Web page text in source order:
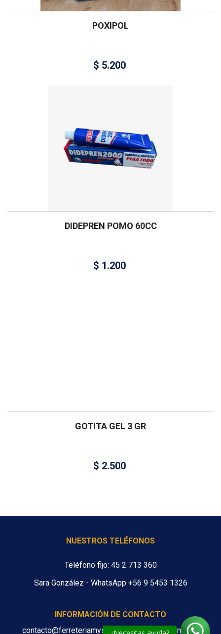
POXIPOL
$ 5.200
DIDEPREN POMO 60CC
$ 1.200
GOTITA GEL 3 GR
$ 2.500
NUESTROS TELÉFONOS
Teléfono fijo: 45 2 713 360
Sara González - WhatsApp +56 9 5453 1326
INFORMACIÓN DE CONTACTO
contacto@ferreteriamys.cl ventas@ferreteriamys.cl